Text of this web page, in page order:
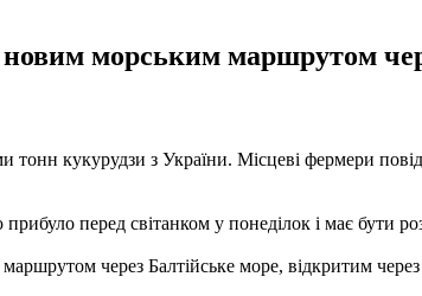
морським маршрутом
тонн кукурудзи з України. Місцеві фермери
перед світанком у понеділок і має бути
через Балтійське море, відкритим